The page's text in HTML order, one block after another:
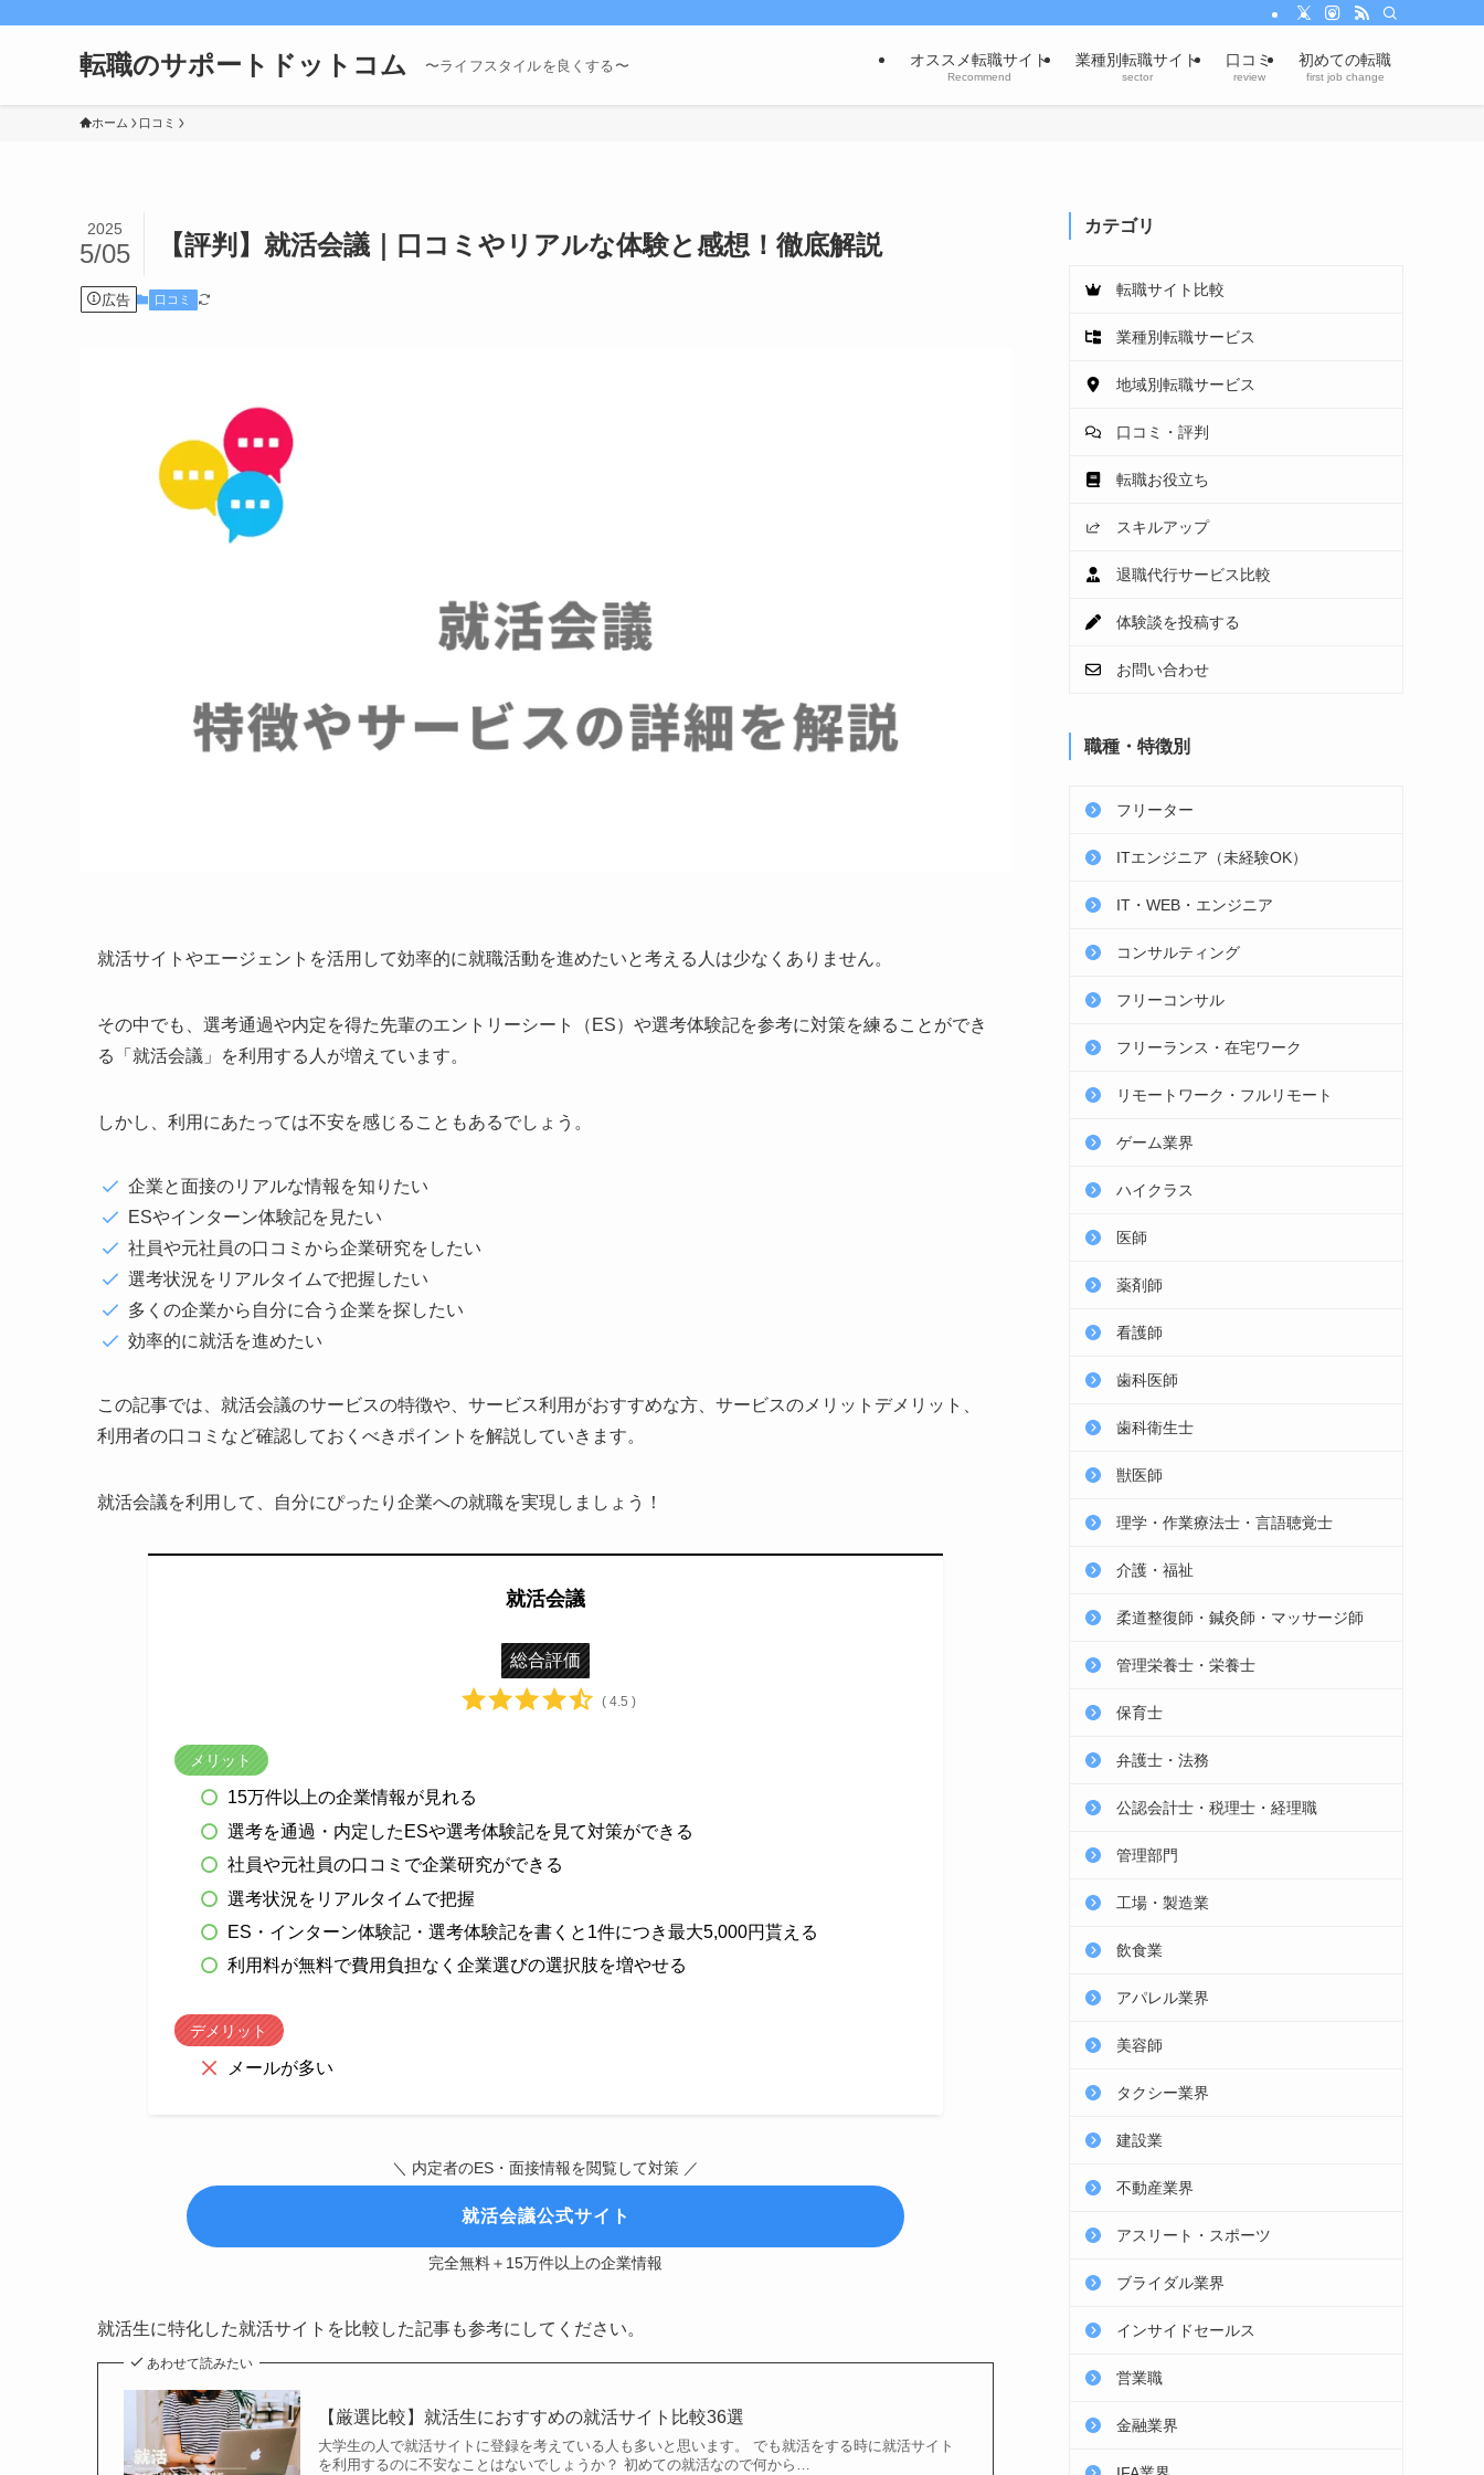
転職のサポートドットコム 〜ライフスタイルを良くする〜 オススメ転職サイト
Recommend
業種別転職サイト
sector
口コミ
review
初めての転職
first job change
ホーム 口コミ
【評判】就活会議｜口コミやリアルな体験と感想！徹底解説
2025
5/05
広告 口コミ
就活サイトやエージェントを活用して効率的に就職活動を進めたいと考える人は少なくありません。
その中でも、選考通過や内定を得た先輩のエントリーシート（ES）や選考体験記を参考に対策を練ることができ
る「就活会議」を利用する人が増えています。
しかし、利用にあたっては不安を感じることもあるでしょう。
企業と面接のリアルな情報を知りたい
ESやインターン体験記を見たい
社員や元社員の口コミから企業研究をしたい
選考状況をリアルタイムで把握したい
多くの企業から自分に合う企業を探したい
効率的に就活を進めたい
この記事では、就活会議のサービスの特徴や、サービス利用がおすすめな方、サービスのメリットデメリット、
利用者の口コミなど確認しておくべきポイントを解説していきます。
就活会議を利用して、自分にぴったり企業への就職を実現しましょう！
就活会議
総合評価
( 4.5 )
メリット
15万件以上の企業情報が見れる
選考を通過・内定したESや選考体験記を見て対策ができる
社員や元社員の口コミで企業研究ができる
選考状況をリアルタイムで把握
ES・インターン体験記・選考体験記を書くと1件につき最大5,000円貰える
利用料が無料で費用負担なく企業選びの選択肢を増やせる
デメリット
メールが多い
＼ 内定者のES・面接情報を閲覧して対策 ／
就活会議公式サイト
完全無料＋15万件以上の企業情報
就活生に特化した就活サイトを比較した記事も参考にしてください。
あわせて読みたい
【厳選比較】就活生におすすめの就活サイト比較36選
大学生の人で就活サイトに登録を考えている人も多いと思います。 でも就活をする時に就活サイト
を利用するのに不安なことはないでしょうか？ 初めての就活なので何から…
カテゴリ
転職サイト比較
業種別転職サービス
地域別転職サービス
口コミ・評判
転職お役立ち
スキルアップ
退職代行サービス比較
体験談を投稿する
お問い合わせ
職種・特徴別
フリーター
ITエンジニア（未経験OK）
IT・WEB・エンジニア
コンサルティング
フリーコンサル
フリーランス・在宅ワーク
リモートワーク・フルリモート
ゲーム業界
ハイクラス
医師
薬剤師
看護師
歯科医師
歯科衛生士
獣医師
理学・作業療法士・言語聴覚士
介護・福祉
柔道整復師・鍼灸師・マッサージ師
管理栄養士・栄養士
保育士
弁護士・法務
公認会計士・税理士・経理職
管理部門
工場・製造業
飲食業
アパレル業界
美容師
タクシー業界
建設業
不動産業界
アスリート・スポーツ
ブライダル業界
インサイドセールス
営業職
金融業界